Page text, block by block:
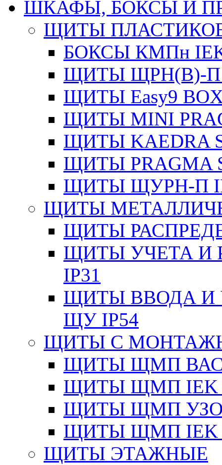
ШКАФЫ, БОКСЫ И
ЩИТЫ
БОКСЫ КМПн
ЩИТЫ ЩРН(В)-П
ЩИТЫ Easy9 BOX
ЩИТЫ MINI
ЩИТЫ KAEDRA
ЩИТЫ PRAGMA
ЩИТЫ ЩУРН-П
ЩИТЫ
ЩИТЫ
ЩИТЫ УЧЕТА И
IP31
ЩИТЫ ВВОДА И
ЩУ IP54
ЩИТЫ С
ЩИТЫ ЩМП ВАС
ЩИТЫ ЩМП IEK
ЩИТЫ ЩМП
ЩИТЫ ЩМП IEK
ЩИТЫ ЭТАЖНЫЕ